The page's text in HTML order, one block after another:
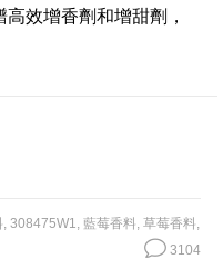
5
效增香劑和增甜劑，
, 308475W1, 藍莓香料, 草莓香料,
3104